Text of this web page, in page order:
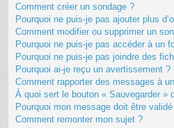
Comment créer un sondage ?
Pourquoi ne puis-je pas ajouter plus
Comment modifier ou supprimer un
Pourquoi ne puis-je pas accéder à un
Pourquoi ne puis-je pas joindre des
Pourquoi ai-je reçu un avertissement ?
Comment rapporter des messages à
À quoi sert le bouton « Sauvegarder »
Pourquoi mon message doit être
Comment remonter mon sujet ?